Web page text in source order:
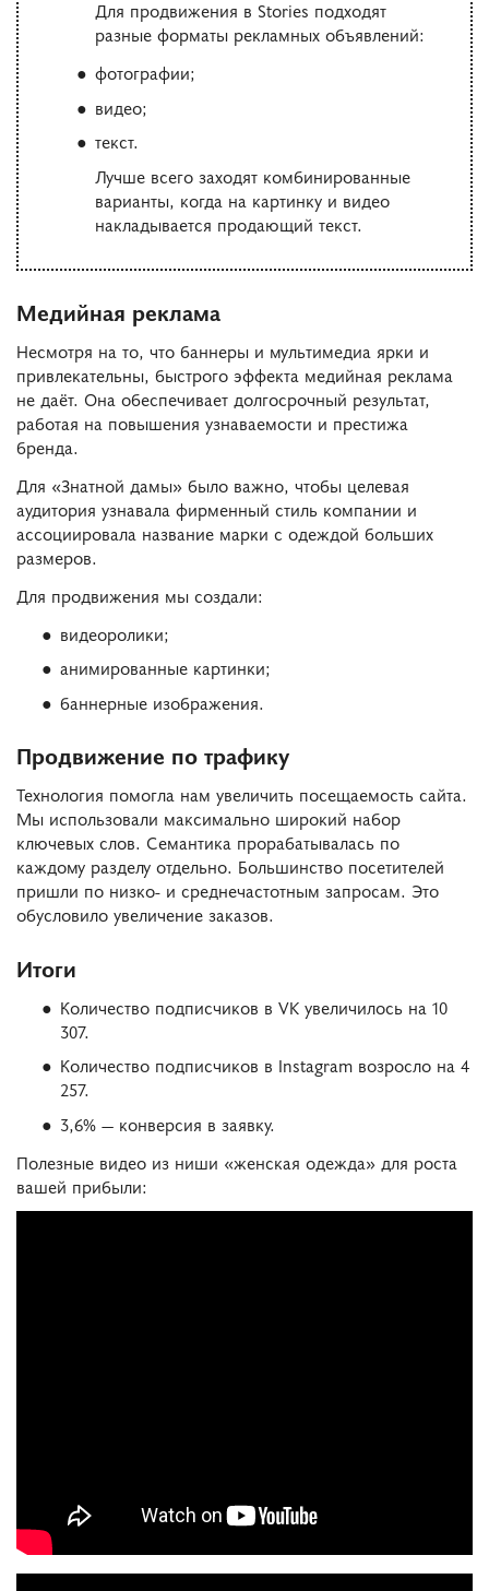
Для продвижения в Stories подходят
разные форматы рекламных объявлений:
фотографии;
видео;
текст.
Лучше всего заходят комбинированные
варианты, когда на картинку и видео
накладывается продающий текст.
Медийная реклама
Несмотря на то, что баннеры и мультимедиа ярки и
привлекательны, быстрого эффекта медийная реклама
не даёт. Она обеспечивает долгосрочный результат,
работая на повышения узнаваемости и престижа
бренда.
Для «Знатной дамы» было важно, чтобы целевая
аудитория узнавала фирменный стиль компании и
ассоциировала название марки с одеждой больших
размеров.
Для продвижения мы создали:
видеоролики;
анимированные картинки;
баннерные изображения.
Продвижение по трафику
Технология помогла нам увеличить посещаемость сайта.
Мы использовали максимально широкий набор
ключевых слов. Семантика прорабатывалась по
каждому разделу отдельно. Большинство посетителей
пришли по низко- и среднечастотным запросам. Это
обусловило увеличение заказов.
Итоги
Количество подписчиков в VK увеличилось на 10
307.
Количество подписчиков в Instagram возросло на 4
257.
3,6% — конверсия в заявку.
Полезные видео из ниши «женская одежда» для роста
вашей прибыли: